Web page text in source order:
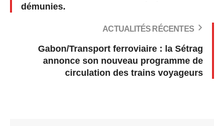
démunies.
ACTUALITÉS RÉCENTES
Gabon/Transport ferroviaire : la Sétrag
annonce son nouveau programme de
circulation des trains voyageurs